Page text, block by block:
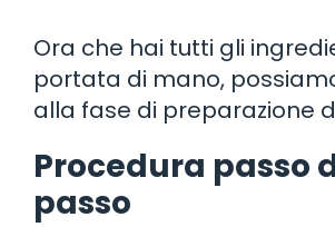
Ora che hai tutti gli
portata di mano,
alla fase di preparazione
Procedura passo
passo